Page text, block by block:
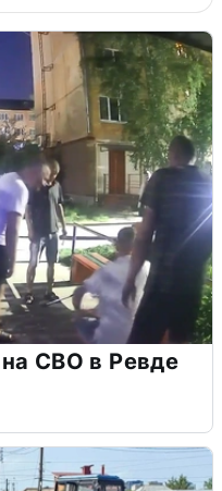
СВО в Ревде